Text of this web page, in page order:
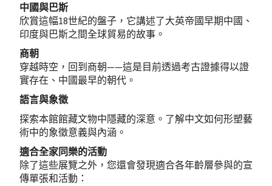
中國與巴斯
欣賞這幅18世紀的盤子，它講述了大英帝國早期中國、
印度與巴斯之間全球貿易的故事。
商朝
穿越時空，回到商朝——這是目前透過考古證據得以證
實存在、中國最早的朝代。
語言與象徵
探索本館館藏文物中隱藏的深意。了解中文如何形塑藝
術中的象徵意義與內涵。
適合全家同樂的活動
除了這些展覽之外，您還會發現適合各年齡層參與的宣
傳單張和活動：